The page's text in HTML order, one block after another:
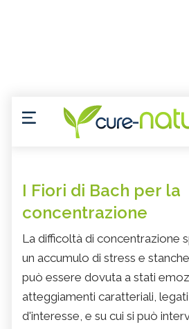
I Fiori di Bach per la
concentrazione
La difficoltà di concentrazione
un accumulo di stress e
può essere dovuta a stati
atteggiamenti caratteriali,
d'interesse, e su cui si può